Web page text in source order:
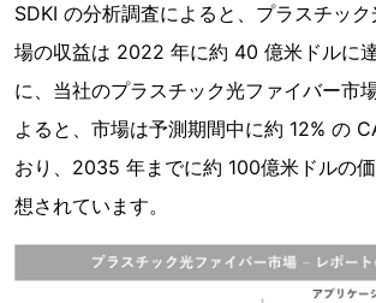
SDKI の分析調査によると、プラスチッ
場の収益は 2022 年に約 40 億米ドルに
に、当社のプラスチック光ファイバー市
よると、市場は予測期間中に約 12% の
おり、2035 年までに約 100億米ドルの
想されています。